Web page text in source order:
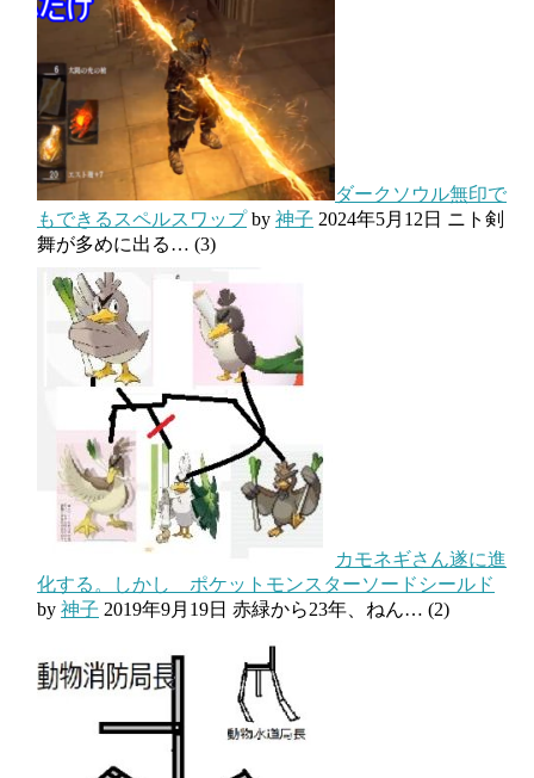
ダークソウル無印で
もできるスペルスワップby 神子 2024年5月12日 ニト剣
舞が多めに出る… (3)
カモネギさん遂に進
化する。しかし ポケットモンスターソードシールド
by 神子 2019年9月19日 赤緑から23年、ねん… (2)